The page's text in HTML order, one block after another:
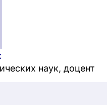
наук, доцент